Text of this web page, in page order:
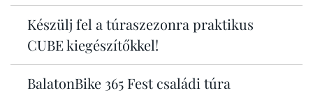
Készülj fel a túraszezonra praktikus
CUBE kiegészítőkkel!
BalatonBike 365 Fest családi túra